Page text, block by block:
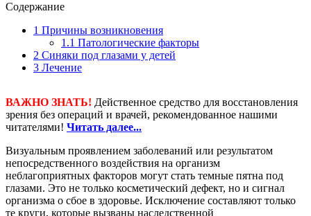
Содержание
1 Причины возникновения
1.1 Патологические факторы
2 Синяки под глазами у детей
3 Лечение
ВАЖНО ЗНАТЬ! Действенное средство для восстановления
зрения без операций и врачей, рекомендованное нашими
читателями! Читать далее...
Визуальным проявлением заболеваний или результатом
непосредственного воздействия на организм
неблагоприятных факторов могут стать темные пятна под
глазами. Это не только косметический дефект, но и сигнал
организма о сбое в здоровье. Исключение составляют только
те круги, которые вызваны наследственной